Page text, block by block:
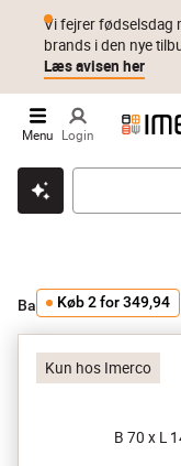
Klik & hent Byt i 1
Vi fejrer fødselsdag
brands i den nye
Læs avisen her
Menu Login
Badeværelsestilbehør
Kun hos Imerco
Køb 2 for 349,94
B 70 x L